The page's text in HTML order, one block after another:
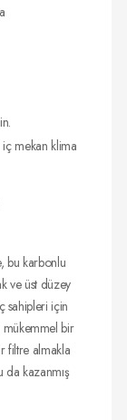
iç mekan klima
bu karbonlu
ve üst düzey
sahipleri için
bir
filtre almakla
kazanmış